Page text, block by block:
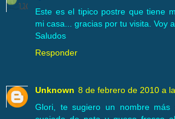
Este es el tipico postre que tiene
mi casa... gracias por tu visita. Voy
Saludos
Responder
Unknown 8 de febrero de 2010 a
Glori, te sugiero un nombre más